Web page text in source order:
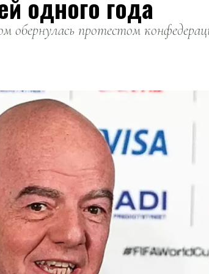
одного года
протестом